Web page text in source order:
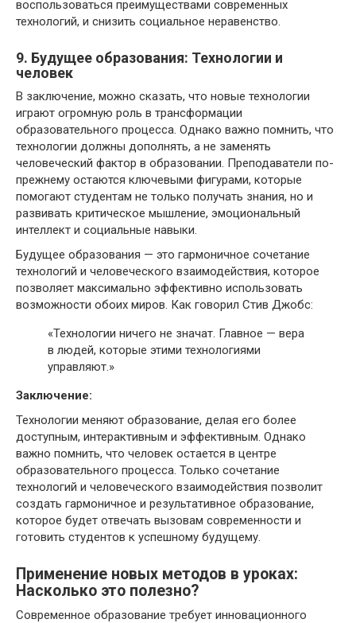
воспользоваться преимуществами современных
технологий, и снизить социальное неравенство.
9. Будущее образования: Технологии и
человек
В заключение, можно сказать, что новые технологии
играют огромную роль в трансформации
образовательного процесса. Однако важно помнить, что
технологии должны дополнять, а не заменять
человеческий фактор в образовании. Преподаватели по-
прежнему остаются ключевыми фигурами, которые
помогают студентам не только получать знания, но и
развивать критическое мышление, эмоциональный
интеллект и социальные навыки.
Будущее образования — это гармоничное сочетание
технологий и человеческого взаимодействия, которое
позволяет максимально эффективно использовать
возможности обоих миров. Как говорил Стив Джобс:
«Технологии ничего не значат. Главное — вера
в людей, которые этими технологиями
управляют.»
Заключение:
Технологии меняют образование, делая его более
доступным, интерактивным и эффективным. Однако
важно помнить, что человек остается в центре
образовательного процесса. Только сочетание
технологий и человеческого взаимодействия позволит
создать гармоничное и результативное образование,
которое будет отвечать вызовам современности и
готовить студентов к успешному будущему.
Применение новых методов в уроках:
Насколько это полезно?
Современное образование требует инновационного